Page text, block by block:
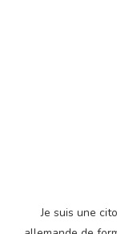
Je suis une